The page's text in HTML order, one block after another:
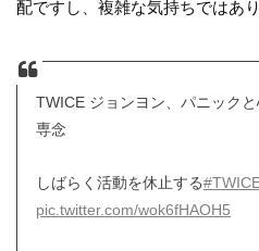
配ですし、複雑な気持ちではあり
TWICE ジョンヨン、パニック
専念
しばらく活動を休止する
pic.twitter.com/wok6fHAOH5